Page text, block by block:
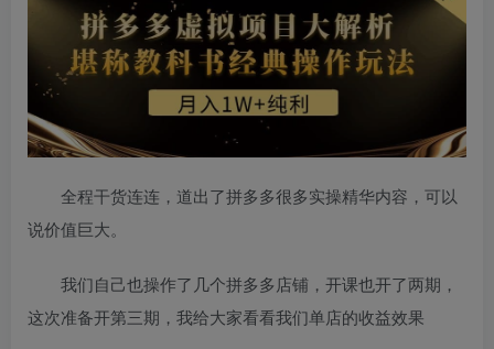
全程干货连连，道出了拼多多很多实操精华内容，可以
说价值巨大。
我们自己也操作了几个拼多多店铺，开课也开了两期，
这次准备开第三期，我给大家看看我们单店的收益效果